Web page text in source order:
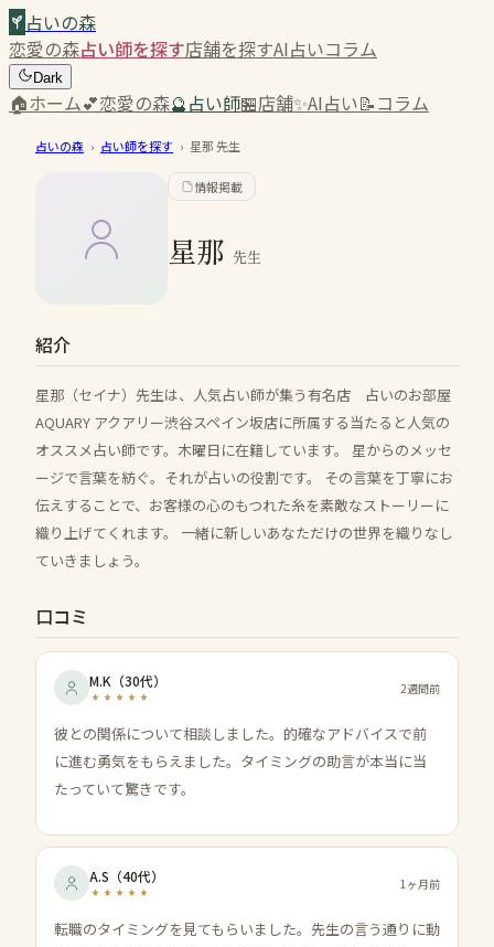
占いの森
恋愛の森占い師を探す店舗を探すAI占いコラム
Dark
🏠ホーム💕恋愛の森🔮占い師🏪店舗✨AI占い📝コラム
占いの森 › 占い師を探す › 星那先生
情報掲載
星那 先生
紹介
星那（セイナ）先生は、人気占い師が集う有名店 占いのお部屋
AQUARY アクアリー渋谷スペイン坂店に所属する当たると人気の
オススメ占い師です。木曜日に在籍しています。 星からのメッセ
ージで言葉を紡ぐ。それが占いの役割です。 その言葉を丁寧にお
伝えすることで、お客様の心のもつれた糸を素敵なストーリーに
織り上げてくれます。 一緒に新しいあなただけの世界を織りなし
ていきましょう。
口コミ
M.K （30代） 2週間前
彼との関係について相談しました。的確なアドバイスで前
に進む勇気をもらえました。タイミングの助言が本当に当
たっていて驚きです。
A.S （40代） 1ヶ月前
転職のタイミングを見てもらいました。先生の言う通りに動